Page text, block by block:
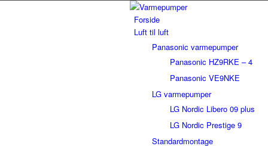
Forside
Luft til luft
Panasonic varmepumper
Panasonic HZ9RKE – 4
Panasonic VE9NKE
LG varmepumper
LG Nordic Libero 09 plus
LG Nordic Prestige 9
Standardmontage